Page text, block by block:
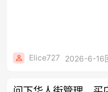
Elice727 2026-6-16